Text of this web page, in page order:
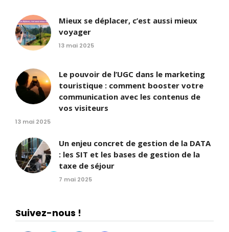
Mieux se déplacer, c’est aussi mieux
voyager
13 mai 2025
Le pouvoir de l’UGC dans le marketing
touristique : comment booster votre
communication avec les contenus de
vos visiteurs
13 mai 2025
Un enjeu concret de gestion de la DATA
: les SIT et les bases de gestion de la
taxe de séjour
7 mai 2025
Suivez-nous !